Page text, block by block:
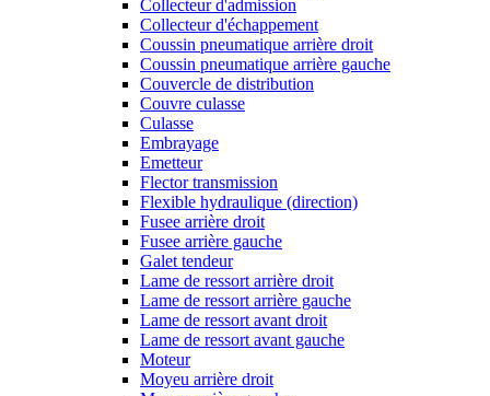
Collecteur d'admission
Collecteur d'échappement
Coussin pneumatique arrière droit
Coussin pneumatique arrière gauche
Couvercle de distribution
Couvre culasse
Culasse
Embrayage
Emetteur
Flector transmission
Flexible hydraulique (direction)
Fusee arrière droit
Fusee arrière gauche
Galet tendeur
Lame de ressort arrière droit
Lame de ressort arrière gauche
Lame de ressort avant droit
Lame de ressort avant gauche
Moteur
Moyeu arrière droit